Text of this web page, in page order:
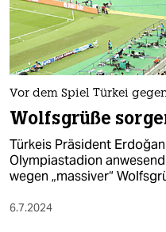
Vor dem Spiel Türkei
Wolfsgrüße
Türkeis Präsident
Olympiastadion
wegen „massiver“
6.7.2024